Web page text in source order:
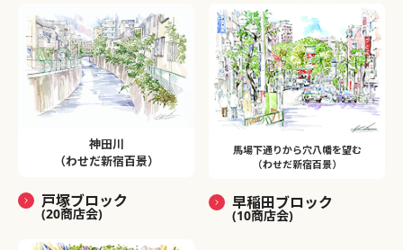
神田川
（わせだ新宿百景）
戸塚ブロック
(20商店会)
馬場下通りから穴八幡を望む
（わせだ新宿百景）
早稲田ブロック
(10商店会)